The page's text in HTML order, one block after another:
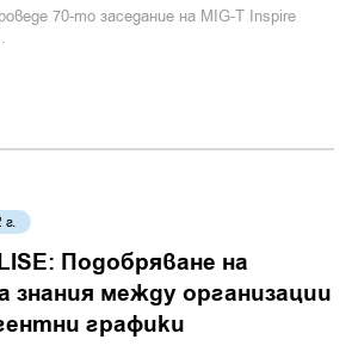
70-то заседание на MIG-T Inspire
г.
Подобряване на
знания между организации
графики